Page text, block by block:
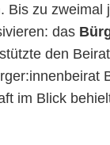
Bis zu
das
den
im Blick